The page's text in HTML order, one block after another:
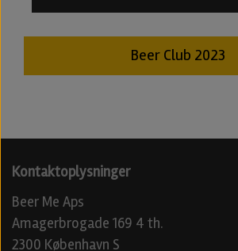
Beer Club 2023
Kontaktoplysninger
Beer Me Aps
Amagerbrogade 169 4 th.
2300 København S